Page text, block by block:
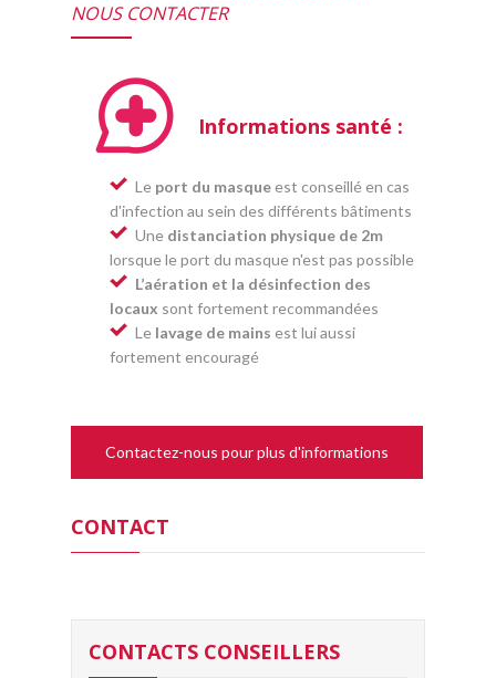
NOUS CONTACTER
Informations santé :
Le port du masque est conseillé en cas
d'infection au sein des différents bâtiments
Une distanciation physique de 2m
lorsque le port du masque n'est pas possible
L’aération et la désinfection des
locaux sont fortement recommandées
Le lavage de mains est lui aussi
fortement encouragé
Contactez-nous pour plus d'informations
CONTACT
CONTACTS CONSEILLERS